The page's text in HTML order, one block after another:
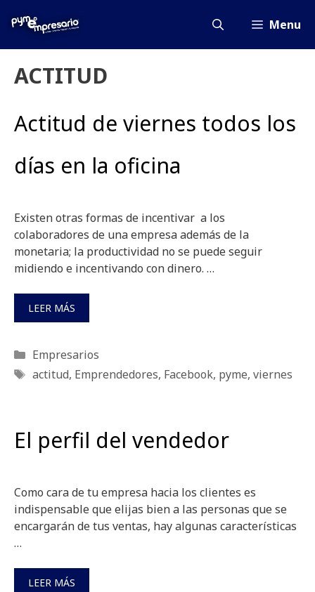
Menu
ACTITUD
Actitud de viernes todos los
días en la oficina
Existen otras formas de incentivar a los
colaboradores de una empresa además de la
monetaria; la productividad no se puede seguir
midiendo e incentivando con dinero. …
LEER MÁS
Categorías
Empresarios
Etiquetas
actitud, Emprendedores, Facebook, pyme, viernes
El perfil del vendedor
Como cara de tu empresa hacia los clientes es
indispensable que elijas bien a las personas que se
encargarán de tus ventas, hay algunas características
…
LEER MÁS